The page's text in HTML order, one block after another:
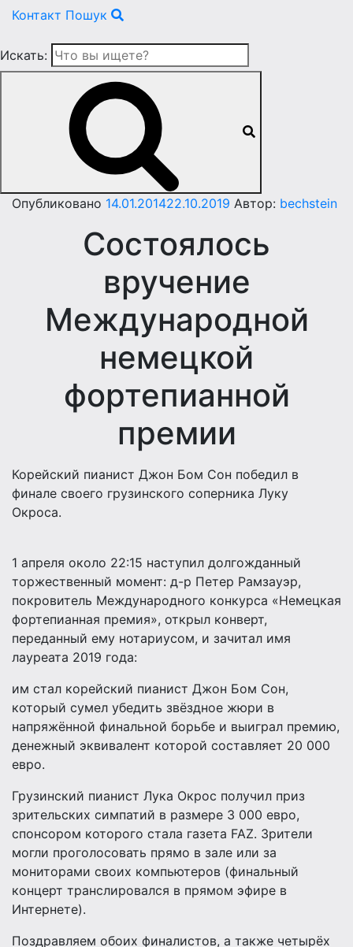
Контакт Пошук
Искать:
Опубликовано 14.01.201422.10.2019 Автор: bechstein
Состоялось
вручение
Международной
немецкой
фортепианной
премии
Корейский пианист Джон Бом Сон победил в
финале своего грузинского соперника Луку
Окроса.
1 апреля около 22:15 наступил долгожданный
торжественный момент: д-р Петер Рамзауэр,
покровитель Международного конкурса «Немецкая
фортепианная премия», открыл конверт,
переданный ему нотариусом, и зачитал имя
лауреата 2019 года:
им стал корейский пианист Джон Бом Сон,
который сумел убедить звёздное жюри в
напряжённой финальной борьбе и выиграл премию,
денежный эквивалент которой составляет 20 000
евро.
Грузинский пианист Лука Окрос получил приз
зрительских симпатий в размере 3 000 евро,
спонсором которого стала газета FAZ. Зрители
могли проголосовать прямо в зале или за
мониторами своих компьютеров (финальный
концерт транслировался в прямом эфире в
Интернете).
Поздравляем обоих финалистов, а также четырёх